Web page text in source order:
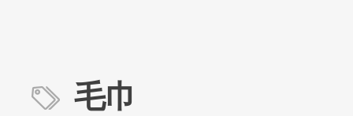
毛巾